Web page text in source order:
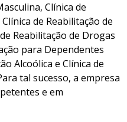
Clínica de
de Reabilitação de
Reabilitação de Drogas
para Dependentes
Alcoólica e Clínica de
tal sucesso, a empresa
e em